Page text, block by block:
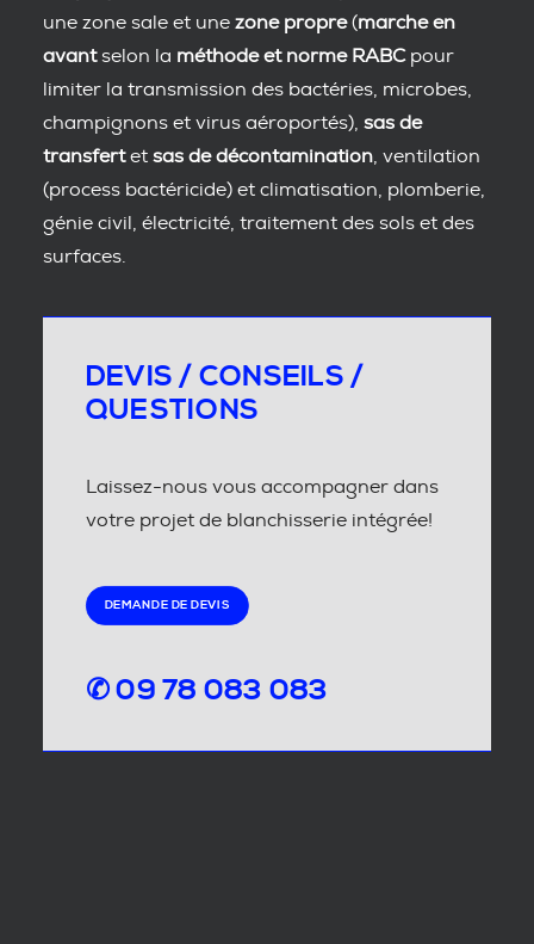
une zone sale et une zone propre(marche en
avantselon la méthode et norme RABCpour
limiter la transmission des bactéries, microbes,
champignons et virus aéroportés), sas de
transfertet sas de décontamination , ventilation
(process bactéricide) et climatisation, plomberie,
génie civil, électricité, traitement des sols et des
surfaces.
DEVIS / CONSEILS /
QUESTIONS
Laissez-nous vous accompagner dans
votre projet de blanchisserie intégrée!
DEMANDE DE DEVIS
✆ 09 78 083 083